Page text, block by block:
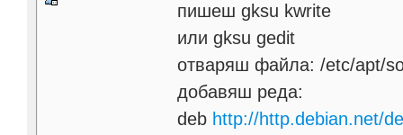
пишеш gksu kwrite
или gksu gedit
отваряш файла: /etc/apt/
добавяш реда:
deb http://http.debian.net/